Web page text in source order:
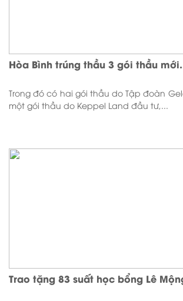
Hòa Bình trúng thầu 3 gói thầu
Trong đó có hai gói thầu do Tập đoàn
một gói thầu do Keppel Land đầu tư,...
Trao tặng 83 suất học bổng Lê